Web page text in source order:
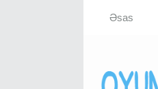
Əsas